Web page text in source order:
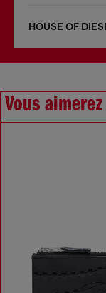
HOUSE OF
Vous